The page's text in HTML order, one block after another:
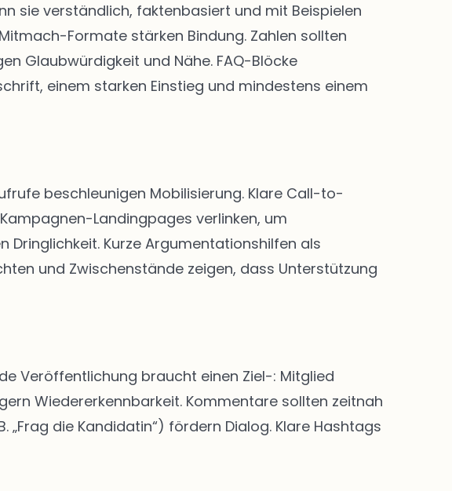
sie verständlich, faktenbasiert und mit Beispielen
Formate stärken Bindung. Zahlen sollten
Glaubwürdigkeit und Nähe. FAQ-Blöcke
einem starken Einstieg und mindestens einem
beschleunigen Mobilisierung. Klare Call-to-
Landingpages verlinken, um
Kurze Argumentationshilfen als
und Zwischenstände zeigen, dass Unterstützung
Veröffentlichung braucht einen Ziel-: Mitglied
Wiedererkennbarkeit. Kommentare sollten zeitnah
die Kandidatin“) fördern Dialog. Klare Hashtags